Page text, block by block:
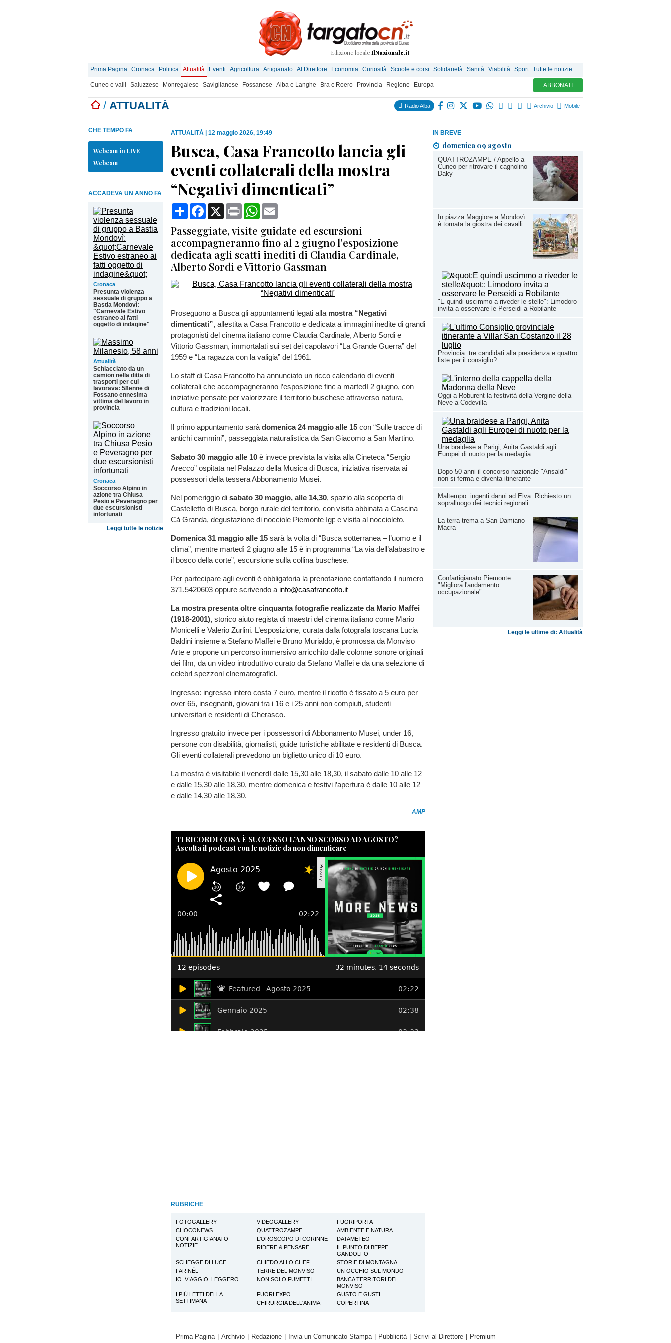
Edizione locale IlNazionale.it
Prima Pagina Cronaca Politica Attualità Eventi Agricoltura Artigianato Al Direttore Economia Curiosità Scuole e corsi Solidarietà Sanità Viabilità Sport Tutte le notizie
Cuneo e valli Saluzzese Monregalese Saviglianese Fossanese Alba e Langhe Bra e Roero Provincia Regione Europa ABBONATI
/ ATTUALITÀ Radio Alba Archivio Mobile
IN BREVE
domenica 09 agosto
QUATTROZAMPE / Appello a
Cuneo per ritrovare il cagnolino
Daky
In piazza Maggiore a Mondovì
è tornata la giostra dei cavalli
"E quindi uscimmo a riveder le stelle": Limodoro
invita a osservare le Perseidi a Robilante
Provincia: tre candidati alla presidenza e quattro
liste per il consiglio?
Oggi a Roburent la festività della Vergine della
Neve a Codevilla
Una braidese a Parigi, Anita Gastaldi agli
Europei di nuoto per la medaglia
Dopo 50 anni il concorso nazionale "Ansaldi"
non si ferma e diventa itinerante
Maltempo: ingenti danni ad Elva. Richiesto un
sopralluogo dei tecnici regionali
La terra trema a San Damiano
Macra
Confartigianato Piemonte:
"Migliora l'andamento
occupazionale"
Leggi le ultime di: Attualità
CHE TEMPO FA
Webcam in LIVE
Webcam
ACCADEVA UN ANNO FA
Cronaca
Presunta violenza
sessuale di gruppo a
Bastia Mondovì:
"Carnevale Estivo
estraneo ai fatti
oggetto di indagine"
Attualità
Schiacciato da un
camion nella ditta di
trasporti per cui
lavorava: 58enne di
Fossano ennesima
vittima del lavoro in
provincia
Cronaca
Soccorso Alpino in
azione tra Chiusa
Pesio e Peveragno per
due escursionisti
infortunati
Leggi tutte le notizie
ATTUALITÀ 12 maggio 2026, 19:49
Busca, Casa Francotto lancia gli
eventi collaterali della mostra
“Negativi dimenticati”
CondividiFacebook
X Print WhatsApp
Passeggiate, visite guidate ed escursioni
accompagneranno fino al 2 giugno l’esposizione
dedicata agli scatti inediti di Claudia Cardinale,
Alberto Sordi e Vittorio Gassman
Proseguono a Busca gli appuntamenti legati alla mostra “Negativi
dimenticati”, allestita a Casa Francotto e dedicata a immagini inedite di grandi
protagonisti del cinema italiano come Claudia Cardinale, Alberto Sordi e
Vittorio Gassman, immortalati sui set dei capolavori “La Grande Guerra” del
1959 e “La ragazza con la valigia” del 1961.
Lo staff di Casa Francotto ha annunciato un ricco calendario di eventi
collaterali che accompagneranno l’esposizione fino a martedì 2 giugno, con
iniziative pensate per valorizzare il territorio buschese attraverso natura,
cultura e tradizioni locali.
Il primo appuntamento sarà domenica 24 maggio alle 15 con “Sulle tracce di
antichi cammini”, passeggiata naturalistica da San Giacomo a San Martino.
Sabato 30 maggio alle 10 è invece prevista la visita alla Cineteca “Sergio
Arecco” ospitata nel Palazzo della Musica di Busca, iniziativa riservata ai
possessori della tessera Abbonamento Musei.
Nel pomeriggio di sabato 30 maggio, alle 14,30, spazio alla scoperta di
Castelletto di Busca, borgo rurale del territorio, con visita abbinata a Cascina
Cà Granda, degustazione di nocciole Piemonte Igp e visita al noccioleto.
Domenica 31 maggio alle 15 sarà la volta di “Busca sotterranea – l’uomo e il
clima”, mentre martedì 2 giugno alle 15 è in programma “La via dell’alabastro e
il bosco della corte”, escursione sulla collina buschese.
Per partecipare agli eventi è obbligatoria la prenotazione contattando il numero
371.5420603 oppure scrivendo a info@casafrancotto.it
La mostra presenta oltre cinquanta fotografie realizzate da Mario Maffei
(1918-2001), storico aiuto regista di maestri del cinema italiano come Mario
Monicelli e Valerio Zurlini. L’esposizione, curata dalla fotografa toscana Lucia
Baldini insieme a Stefano Maffei e Bruno Murialdo, è promossa da Monviso
Arte e propone un percorso immersivo arricchito dalle colonne sonore originali
dei film, da un video introduttivo curato da Stefano Maffei e da una selezione di
celebri spezzoni cinematografici.
Ingresso: ingresso intero costa 7 euro, mentre il ridotto è fissato a 5 euro per
over 65, insegnanti, giovani tra i 16 e i 25 anni non compiuti, studenti
universitari e residenti di Cherasco.
Ingresso gratuito invece per i possessori di Abbonamento Musei, under 16,
persone con disabilità, giornalisti, guide turistiche abilitate e residenti di Busca.
Gli eventi collaterali prevedono un biglietto unico di 10 euro.
La mostra è visitabile il venerdì dalle 15,30 alle 18,30, il sabato dalle 10 alle 12
e dalle 15,30 alle 18,30, mentre domenica e festivi l’apertura è dalle 10 alle 12
e dalle 14,30 alle 18,30.
AMP
TI RICORDI COSA È SUCCESSO L’ANNO SCORSO AD AGOSTO?
Ascolta il podcast con le notizie da non dimenticare
RUBRICHE
FOTOGALLERY VIDEOGALLERY
FUORIPORTA
CHOCONEWS
QUATTROZAMPE
AMBIENTE E NATURA
CONFARTIGIANATO
NOTIZIE
L'OROSCOPO DI CORINNE
DATAMETEO
RIDERE & PENSARE
IL PUNTO DI BEPPE
GANDOLFO
SCHEGGE DI LUCE
CHIEDO ALLO CHEF
STORIE DI MONTAGNA
FARINÉL
TERRE DEL MONVISO
UN OCCHIO SUL MONDO
IO_VIAGGIO_LEGGERO
NON SOLO FUMETTI
BANCA TERRITORI DEL
MONVISO
I PIÙ LETTI DELLA
SETTIMANA
FUORI EXPO
GUSTO E GUSTI
CHIRURGIA DELL'ANIMA
COPERTINA
Prima Pagina Archivio Redazione Invia un Comunicato Stampa Pubblicità Scrivi al Direttore Premium